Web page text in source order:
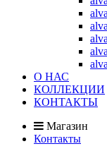
О НАС
КОЛЛЕКЦИИ
КОНТАКТЫ
Магазин
Контакты